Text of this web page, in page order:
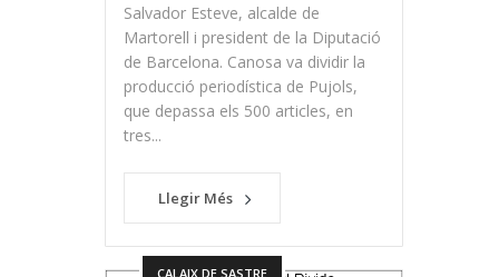
Salvador Esteve, alcalde de
Martorell i president de la Diputació
de Barcelona. Canosa va dividir la
producció periodística de Pujols,
que depassa els 500 articles, en
tres...
Llegir Més
CALAIX DE SASTRE